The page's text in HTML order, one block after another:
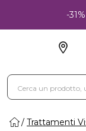
-
Trattamenti